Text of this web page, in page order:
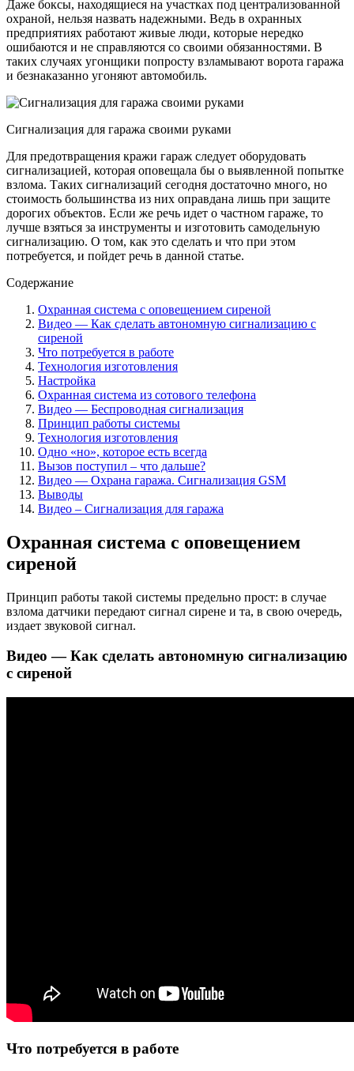
Даже боксы, находящиеся на участках под централизованной
охраной, нельзя назвать надежными. Ведь в охранных
предприятиях работают живые люди, которые нередко
ошибаются и не справляются со своими обязанностями. В
таких случаях угонщики попросту взламывают ворота гаража
и безнаказанно угоняют автомобиль.
Сигнализация для гаража своими руками
Для предотвращения кражи гараж следует оборудовать
сигнализацией, которая оповещала бы о выявленной попытке
взлома. Таких сигнализаций сегодня достаточно много, но
стоимость большинства из них оправдана лишь при защите
дорогих объектов. Если же речь идет о частном гараже, то
лучше взяться за инструменты и изготовить самодельную
сигнализацию. О том, как это сделать и что при этом
потребуется, и пойдет речь в данной статье.
Содержание
Охранная система с оповещением сиреной
Видео — Как сделать автономную сигнализацию с
сиреной
Что потребуется в работе
Технология изготовления
Настройка
Охранная система из сотового телефона
Видео — Беспроводная сигнализация
Принцип работы системы
Технология изготовления
Одно «но», которое есть всегда
Вызов поступил – что дальше?
Видео — Охрана гаража. Сигнализация GSM
Выводы
Видео – Сигнализация для гаража
Охранная система с оповещением
сиреной
Принцип работы такой системы предельно прост: в случае
взлома датчики передают сигнал сирене и та, в свою очередь,
издает звуковой сигнал.
Видео — Как сделать автономную сигнализацию
с сиреной
Что потребуется в работе